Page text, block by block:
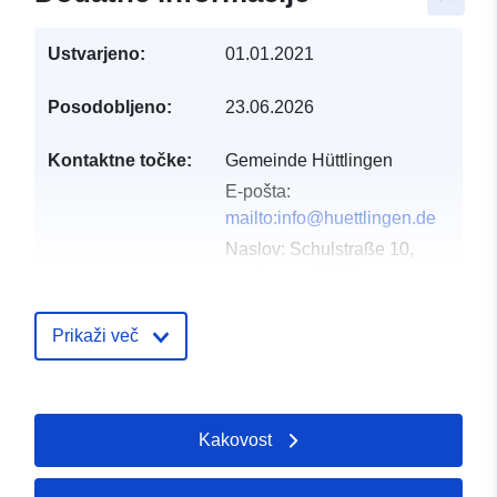
Ustvarjeno: 01.01.2021
Posodobljeno: 23.06.2026
Kontaktne točke:
Gemeinde Hüttlingen
E-pošta:
mailto:info@huettlingen.de
Naslov: Schulstraße 10,
Katalogski zapis: Dodano v data.europa.eu: 19
2026
Posodobljeno na spletišču
Prikaži več
Kakovost